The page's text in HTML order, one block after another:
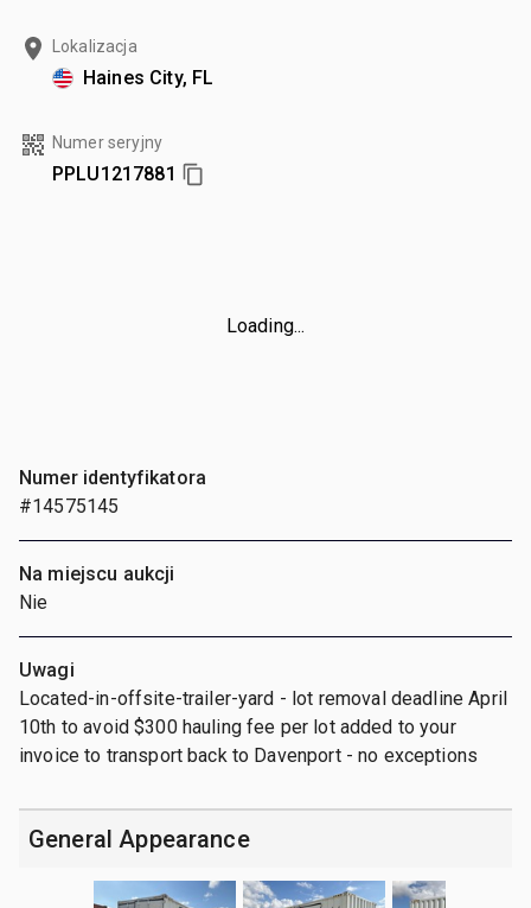
Lokalizacja
Haines City, FL
Numer seryjny
PPLU1217881
Loading...
Numer identyfikatora
#14575145
Na miejscu aukcji
Nie
Uwagi
Located-in-offsite-trailer-yard - lot removal deadline April
10th to avoid $300 hauling fee per lot added to your
invoice to transport back to Davenport - no exceptions
General Appearance